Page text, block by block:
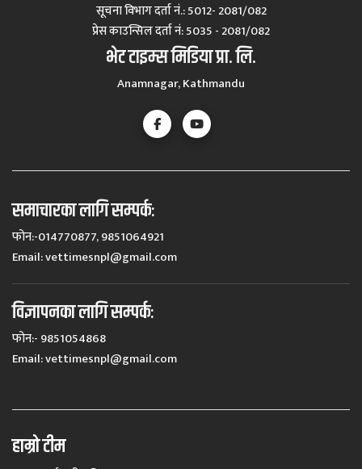
सूचना विभाग दर्ता नं.: 5012- 2081/082
प्रेस काउन्सिल दर्ता नं‍: 5035 - 2081/082
भेट टाइम्स मिडिया प्रा. लि.
Anamnagar, Kathmandu
समाचारका लागि सम्पर्कः
फोन:-014770877, 9851064921
Email:vettimesnpl@gmail.com
विज्ञापनका लागि सम्पर्कः
फोन:- 9851054868
Email:vettimesnpl@gmail.com
हाम्रो टीम